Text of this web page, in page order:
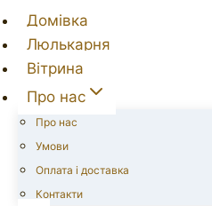
Домівка
Люлькарня
Вітрина
Про нас
Про нас
Умови
Оплата і доставка
Контакти